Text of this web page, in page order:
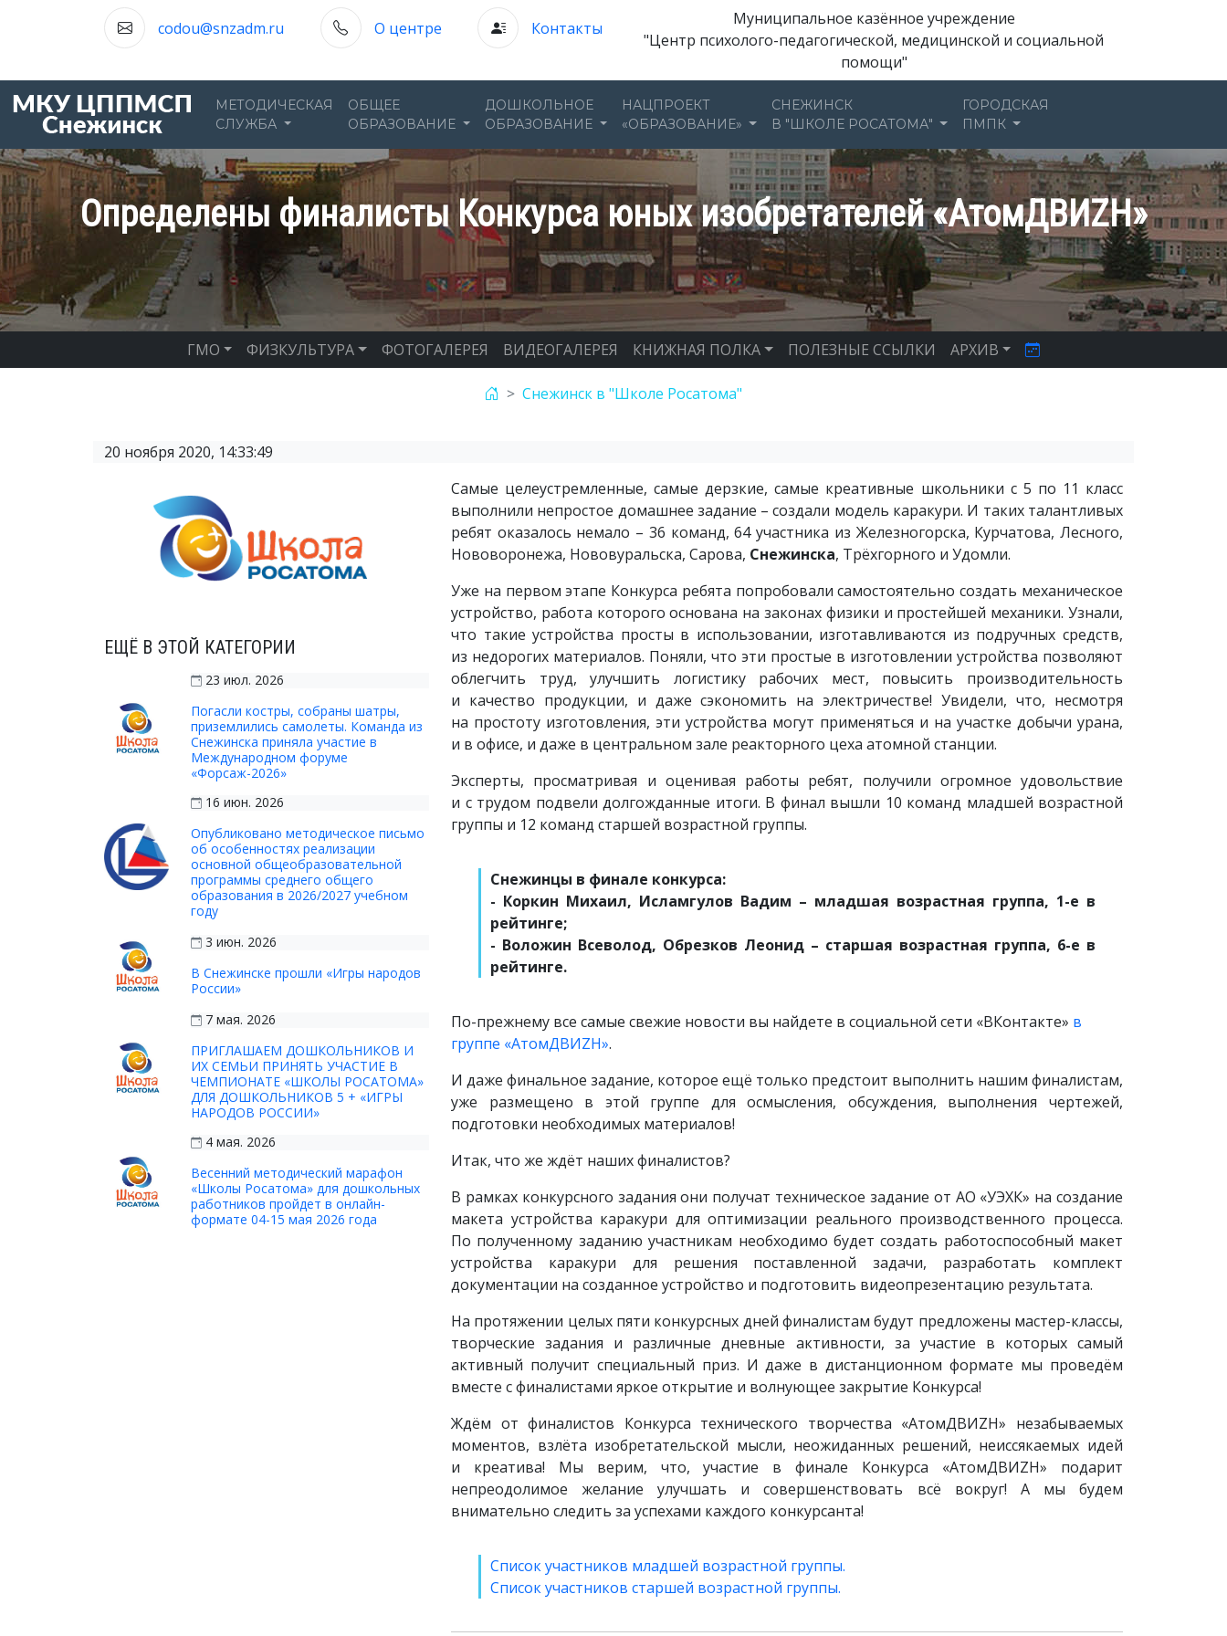
codou@snzadm.ru О центре Контакты
Муниципальное казённое учреждение
"Центр психолого-педагогической, медицинской и социальной
помощи"
МЕТОДИЧЕСКАЯ
СЛУЖБА
ОБЩЕЕ
ОБРАЗОВАНИЕ
ДОШКОЛЬНОЕ
ОБРАЗОВАНИЕ
НАЦПРОЕКТ
«ОБРАЗОВАНИЕ»
СНЕЖИНСК
В "ШКОЛЕ РОСАТОМА"
ГОРОДСКАЯ
ПМПК
Определены финалисты Конкурса юных изобретателей «АтомДВИZH»
ГМО ФИЗКУЛЬТУРА ФОТОГАЛЕРЕЯ ВИДЕОГАЛЕРЕЯ КНИЖНАЯ ПОЛКА ПОЛЕЗНЫЕ ССЫЛКИ АРХИВ
Снежинск в "Школе Росатома"
20 ноября 2020, 14:33:49
ЕЩЁ В ЭТОЙ КАТЕГОРИИ
23 июл. 2026
Погасли костры, собраны шатры,
приземлились самолеты. Команда из
Снежинска приняла участие в
Международном форуме
«Форсаж-2026»
16 июн. 2026
Опубликовано методическое письмо
об особенностях реализации
основной общеобразовательной
программы среднего общего
образования в 2026/2027 учебном
году
3 июн. 2026
В Снежинске прошли «Игры народов
России»
7 мая. 2026
ПРИГЛАШАЕМ ДОШКОЛЬНИКОВ И
ИХ СЕМЬИ ПРИНЯТЬ УЧАСТИЕ В
ЧЕМПИОНАТЕ «ШКОЛЫ РОСАТОМА»
ДЛЯ ДОШКОЛЬНИКОВ 5 + «ИГРЫ
НАРОДОВ РОССИИ»
4 мая. 2026
Весенний методический марафон
«Школы Росатома» для дошкольных
работников пройдет в онлайн-
формате 04-15 мая 2026 года
Самые целеустремленные, самые дерзкие, самые креативные школьники с 5 по 11 класс
выполнили непростое домашнее задание – создали модель каракури. И таких талантливых
ребят оказалось немало – 36 команд, 64 участника из Железногорска, Курчатова, Лесного,
Нововоронежа, Нововуральска, Сарова, Снежинска, Трёхгорного и Удомли.
Уже на первом этапе Конкурса ребята попробовали самостоятельно создать механическое
устройство, работа которого основана на законах физики и простейшей механики. Узнали,
что такие устройства просты в использовании, изготавливаются из подручных средств,
из недорогих материалов. Поняли, что эти простые в изготовлении устройства позволяют
облегчить труд, улучшить логистику рабочих мест, повысить производительность
и качество продукции, и даже сэкономить на электричестве! Увидели, что, несмотря
на простоту изготовления, эти устройства могут применяться и на участке добычи урана,
и в офисе, и даже в центральном зале реакторного цеха атомной станции.
Эксперты, просматривая и оценивая работы ребят, получили огромное удовольствие
и с трудом подвели долгожданные итоги. В финал вышли 10 команд младшей возрастной
группы и 12 команд старшей возрастной группы.
Снежинцы в финале конкурса:
- Коркин Михаил, Исламгулов Вадим – младшая возрастная группа, 1-е в
рейтинге;
- Воложин Всеволод, Обрезков Леонид – старшая возрастная группа, 6-е в
рейтинге.
По-прежнему все самые свежие новости вы найдете в социальной сети «ВКонтакте» в
группе «АтомДВИZH».
И даже финальное задание, которое ещё только предстоит выполнить нашим финалистам,
уже размещено в этой группе для осмысления, обсуждения, выполнения чертежей,
подготовки необходимых материалов!
Итак, что же ждёт наших финалистов?
В рамках конкурсного задания они получат техническое задание от АО «УЭХК» на создание
макета устройства каракури для оптимизации реального производственного процесса.
По полученному заданию участникам необходимо будет создать работоспособный макет
устройства каракури для решения поставленной задачи, разработать комплект
документации на созданное устройство и подготовить видеопрезентацию результата.
На протяжении целых пяти конкурсных дней финалистам будут предложены мастер-классы,
творческие задания и различные дневные активности, за участие в которых самый
активный получит специальный приз. И даже в дистанционном формате мы проведём
вместе с финалистами яркое открытие и волнующее закрытие Конкурса!
Ждём от финалистов Конкурса технического творчества «АтомДВИZН» незабываемых
моментов, взлёта изобретательской мысли, неожиданных решений, неиссякаемых идей
и креатива! Мы верим, что, участие в финале Конкурса «АтомДВИZH» подарит
непреодолимое желание улучшать и совершенствовать всё вокруг! А мы будем
внимательно следить за успехами каждого конкурсанта!
Список участников младшей возрастной группы.
Список участников старшей возрастной группы.